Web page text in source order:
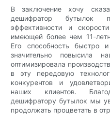
В заключение хочу
дешифратор бутылок
эффективности и
имеющей более чем 11-
Его способность быстро
значительно повысила
оптимизировала
в эту передовую
конкурентов и
наших клиентов.
дешифратору бутылок мы
продолжать процветать в